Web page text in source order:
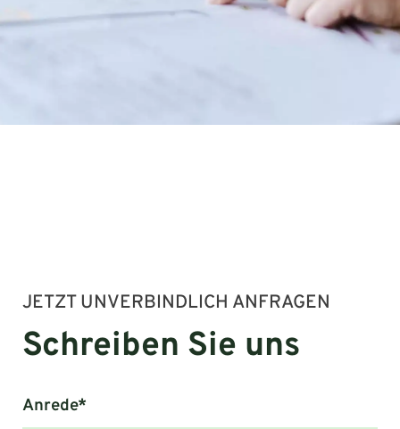
JETZT UNVERBINDLICH ANFRAGEN
Schreiben Sie uns
Anrede*